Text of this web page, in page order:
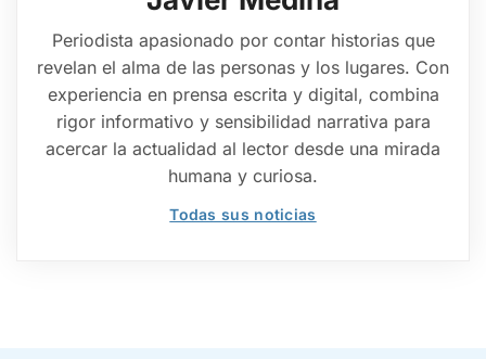
Periodista apasionado por contar historias que
revelan el alma de las personas y los lugares. Con
experiencia en prensa escrita y digital, combina
rigor informativo y sensibilidad narrativa para
acercar la actualidad al lector desde una mirada
humana y curiosa.
Todas sus noticias